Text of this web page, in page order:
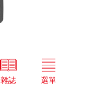
雜誌 選單